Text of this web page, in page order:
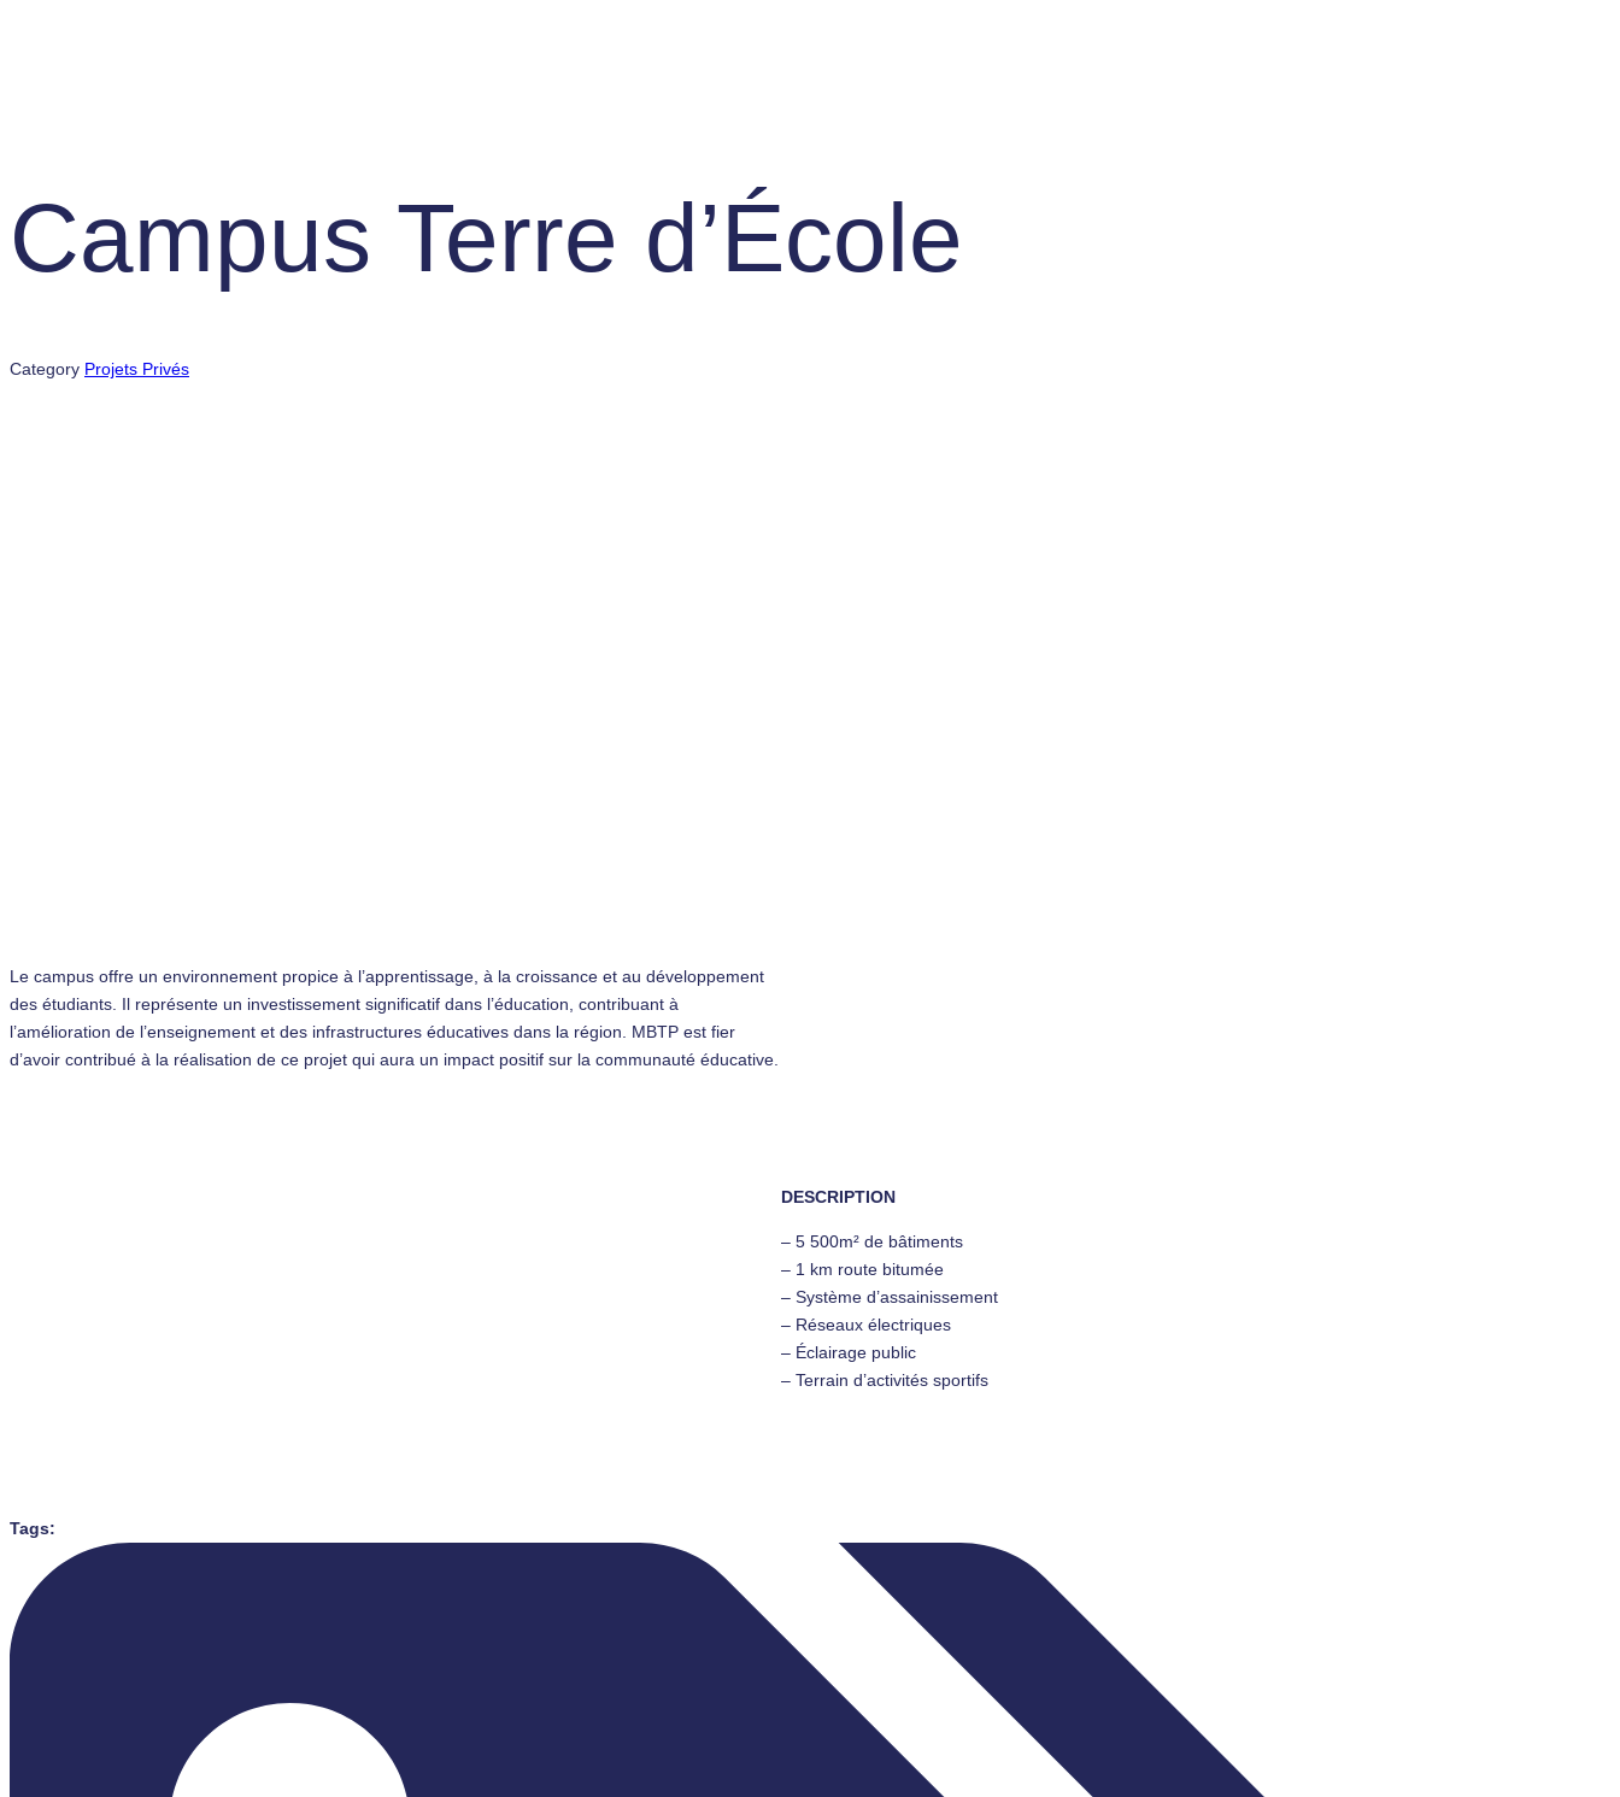
Campus Terre d’École
Category Projets Privés
Le campus offre un environnement propice à l’apprentissage, à la croissance et au développement
des étudiants. Il représente un investissement significatif dans l’éducation, contribuant à
l’amélioration de l’enseignement et des infrastructures éducatives dans la région. MBTP est fier
d’avoir contribué à la réalisation de ce projet qui aura un impact positif sur la communauté éducative.
DESCRIPTION
– 5 500m² de bâtiments
– 1 km route bitumée
– Système d’assainissement
– Réseaux électriques
– Éclairage public
– Terrain d’activités sportifs
Tags: